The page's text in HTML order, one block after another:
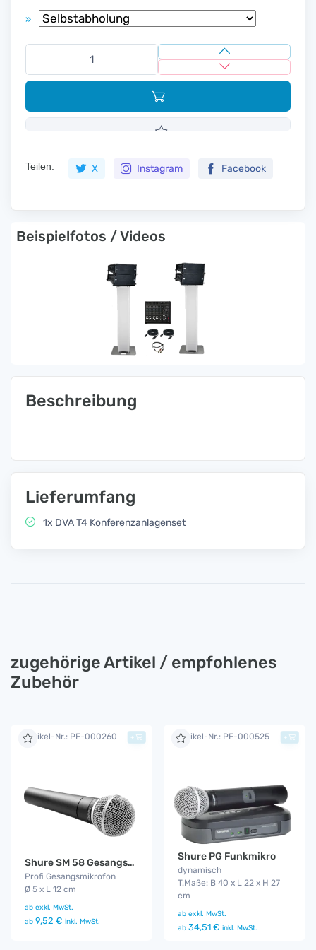
»
Teilen: X Instagram Facebook
Beispielfotos / Videos
Beschreibung
Lieferumfang
1x DVA T4 Konferenzanlagenset
zugehörige Artikel / empfohlenes
Zubehör
Artikel-Nr.: PE-000260
Shure SM 58 Gesangsmikrofon
Profi Gesangsmikrofon
Ø 5 x L 12 cm
ab exkl. MwSt.
ab 9,52 € inkl. MwSt.
+ Artikel-Nr.: PE-000525
Shure PG Funkmikro
dynamisch
T.Maße: B 40 x L 22 x H 27
cm
ab exkl. MwSt.
ab 34,51 € inkl. MwSt.
+